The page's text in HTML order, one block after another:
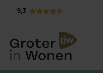
9,3